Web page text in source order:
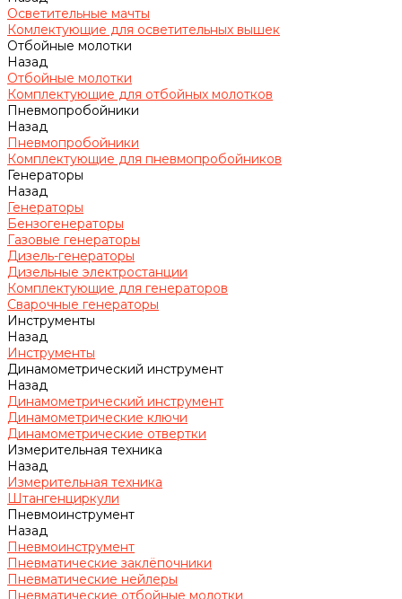
Осветительные мачты
Комлектующие для осветительных вышек
Отбойные молотки
Назад
Отбойные молотки
Комплектующие для отбойных молотков
Пневмопробойники
Назад
Пневмопробойники
Комплектующие для пневмопробойников
Генераторы
Назад
Генераторы
Бензогенераторы
Газовые генераторы
Дизель-генераторы
Дизельные электростанции
Комплектующие для генераторов
Сварочные генераторы
Инструменты
Назад
Инструменты
Динамометрический инструмент
Назад
Динамометрический инструмент
Динамометрические ключи
Динамометрические отвертки
Измерительная техника
Назад
Измерительная техника
Штангенциркули
Пневмоинструмент
Назад
Пневмоинструмент
Пневматические заклёпочники
Пневматические нейлеры
Пневматические отбойные молотки